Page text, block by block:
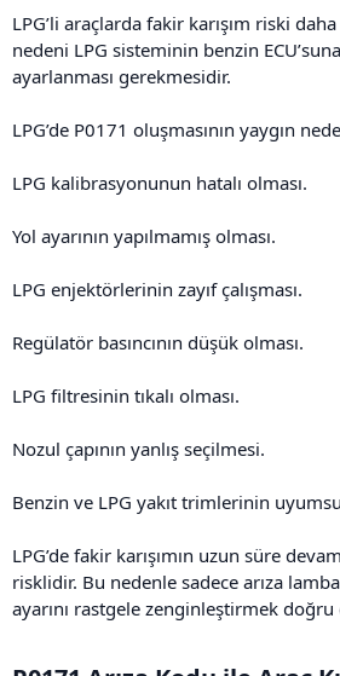
LPG’li araçlarda fakir karışım riski
nedeni LPG sisteminin benzin
ayarlanması gerekmesidir.
LPG’de P0171 oluşmasının yaygın
LPG kalibrasyonunun hatalı olması.
Yol ayarının yapılmamış olması.
LPG enjektörlerinin zayıf çalışması.
Regülatör basıncının düşük olması.
LPG filtresinin tıkalı olması.
Nozul çapının yanlış seçilmesi.
Benzin ve LPG yakıt trimlerinin
LPG’de fakir karışımın uzun süre
risklidir. Bu nedenle sadece arıza
ayarını rastgele zenginleştirmek